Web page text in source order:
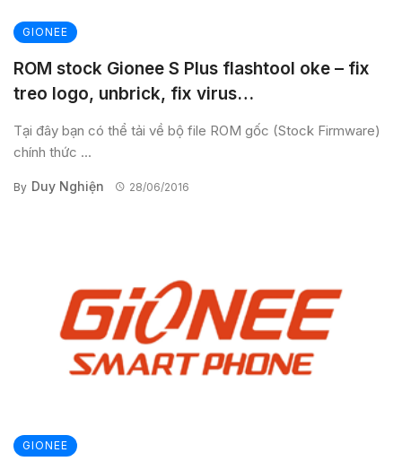
GIONEE
ROM stock Gionee S Plus flashtool oke – fix
treo logo, unbrick, fix virus…
Tại đây bạn có thể tải về bộ file ROM gốc (Stock Firmware)
chính thức ...
By Duy Nghiện 28/06/2016
GIONEE